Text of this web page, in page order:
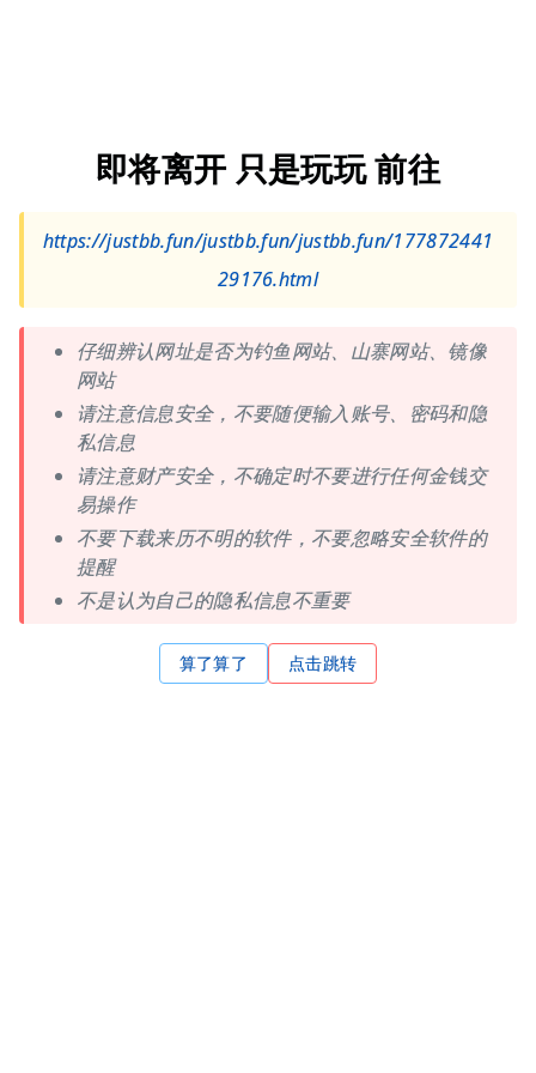
即将离开 只是玩玩 前往
https://justbb.fun/justbb.fun/justbb.fun/177872441
29176.html
仔细辨认网址是否为钓鱼网站、山寨网站、镜像
网站
请注意信息安全，不要随便输入账号、密码和隐
私信息
请注意财产安全，不确定时不要进行任何金钱交
易操作
不要下载来历不明的软件，不要忽略安全软件的
提醒
不是认为自己的隐私信息不重要
算了算了 点击跳转